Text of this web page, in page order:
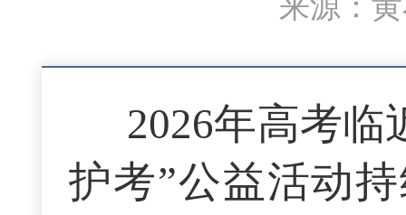
来源：
2026年高考临
护考”公益活动